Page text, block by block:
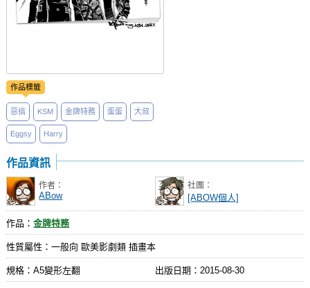
作品標籤
惡搞 KSM 金牌特務 蛋蛋 大叔
Eggsy Harry
作品資訊
作者：
ABow
社團：
[ABOW個人]
作品：金牌特務
性質屬性：一般向 歐美影劇類 插畫本
規格：A5變形左翻 出版日期： 2015-08-30